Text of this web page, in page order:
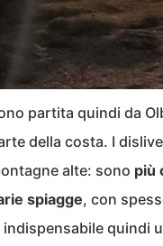
partita quindi da
della costa. I
alte: sono più
spiagge, con
indispensabile quindi